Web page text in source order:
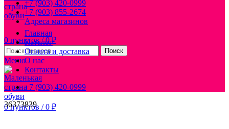
+7 (903) 420-0999
+7 (903) 855-2674
Адреса магазинов
0 пунктов / 0₽
Поиск
Меню
0пунктов / 0 ₽
Главная
Каталог
Оплата и доставка
О нас
Контакты
+7 (903) 420-0999
36373839